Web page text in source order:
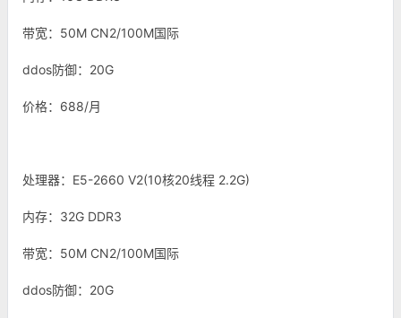
带宽：50M CN2/100M国际
ddos防御：20G
价格：688/月
处理器：E5-2660 V2(10核20线程 2.2G)
内存：32G DDR3
带宽：50M CN2/100M国际
ddos防御：20G